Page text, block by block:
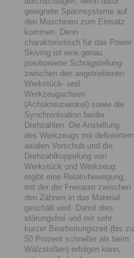
geeignete Spannsysteme auf
den Maschinen zum Einsatz
kommen. Denn
charakteristisch für das Power
Skiving ist eine genau
positionierte Schrägstellung
zwischen den angetriebenen
Werkstück- und
Werkzeugachsen
(Achskreuzwinkel) sowie die
Synchronisation beider
Drehzahlen. Die Anstellung
des Werkzeugs mit definiertem
axialen Vorschub und die
Drehzahlkoppelung von
Werkstück und Werkzeug
ergibt eine Relativbewegung,
mit der der Freiraum zwischen
den Zähnen in das Material
geschält wird. Damit dies
störungsfrei und mit sehr
kurzer Bearbeitungszeit (bis zu
50 Prozent schneller als beim
Wälzstoßen) erfolgen kann,